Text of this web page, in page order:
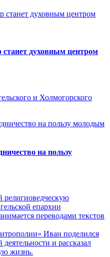
духовным центром
и Холмогорского
на пользу
епархии
переводами текстов
Иван поделился
и рассказал
жизнь.